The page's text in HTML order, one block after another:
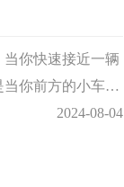
你快速接近一辆
你前方的小车忽
车灯与倒车灯线
2024-08-04